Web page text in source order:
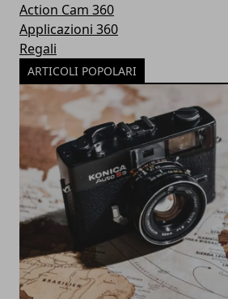
Action Cam 360
Applicazioni 360
Regali
ARTICOLI POPOLARI